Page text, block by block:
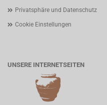
Privatsphäre und Datenschutz
Cookie Einstellungen
UNSERE INTERNETSEITEN